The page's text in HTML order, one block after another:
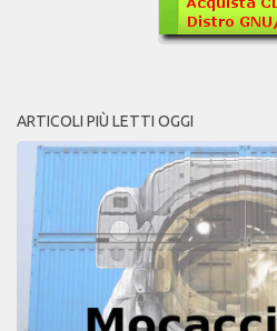
ARTICOLI PIÙ LETTI OGGI